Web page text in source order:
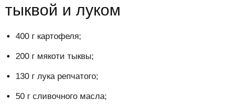
тыквой и луком
400 г картофеля;
200 г мякоти тыквы;
130 г лука репчатого;
50 г сливочного масла;